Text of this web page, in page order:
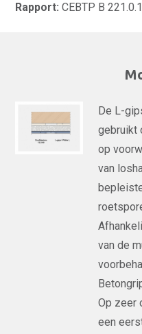
Rapport: CEBTP B
De L-
gebruikt
op
van
van de
Op zeer
een